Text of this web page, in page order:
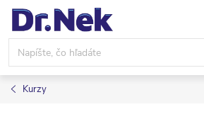
Prejsť
obsah
Kurzy